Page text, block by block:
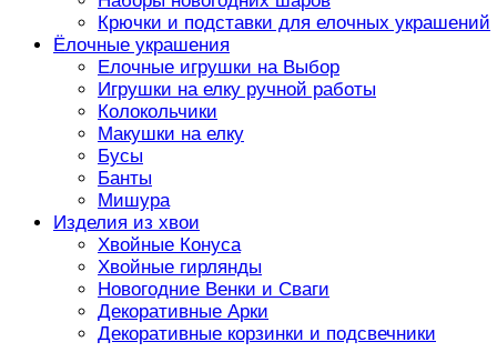
Крючки и подставки для елочных украшений
Ёлочные украшения
Елочные игрушки на Выбор
Игрушки на елку ручной работы
Колокольчики
Макушки на елку
Бусы
Банты
Мишура
Изделия из хвои
Хвойные Конуса
Хвойные гирлянды
Новогодние Венки и Сваги
Декоративные Арки
Декоративные корзинки и подсвечники